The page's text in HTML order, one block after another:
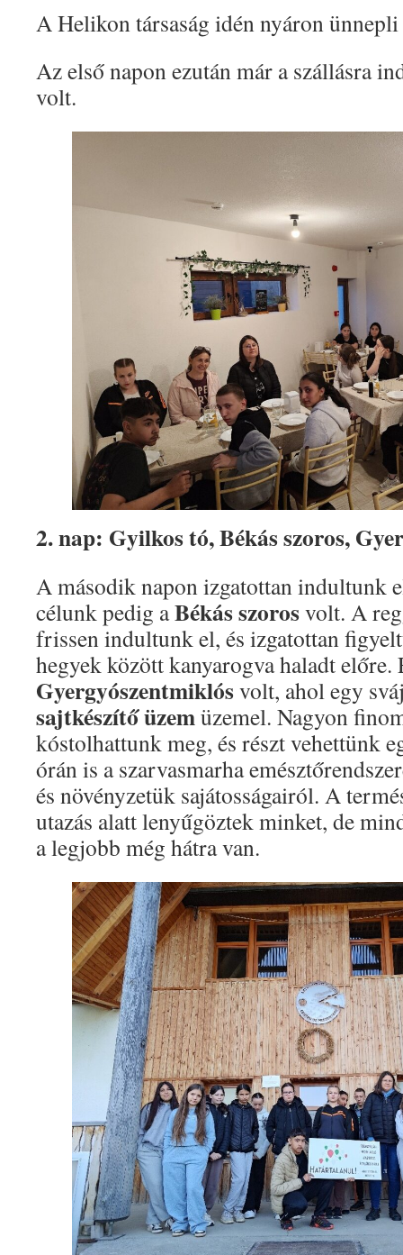
A Helikon társaság idén nyáron
Az első napon ezután már a szállásra
volt.
2. nap: Gyilkos tó, Békás szoros,
A második napon izgatottan indultunk
célunk pedig aBékás szorosvolt. A
frissen indultunk el, és izgatottan
hegyek között kanyarogva haladt
Gyergyószentmiklósvolt, ahol egy
sajtkészítő üzemüzemel. Nagyon
kóstolhattunk meg, és részt vehettünk
órán is a szarvasmarha
és növényzetük sajátosságairól. A
utazás alatt lenyűgöztek minket, de
a legjobb még hátra van.